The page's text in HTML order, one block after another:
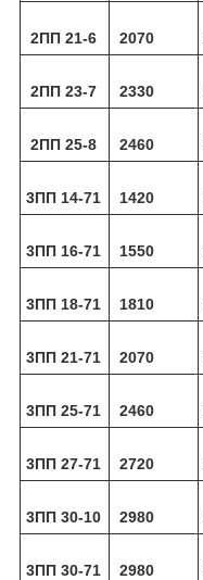
2ПП 21-6 2070
2ПП 23-7 2330
2ПП 25-8 2460
3ПП 14-71 1420
3ПП 16-71 1550
3ПП 18-71 1810
3ПП 21-71 2070
3ПП 25-71 2460
3ПП 27-71 2720
3ПП 30-10 2980
3ПП 30-71 2980